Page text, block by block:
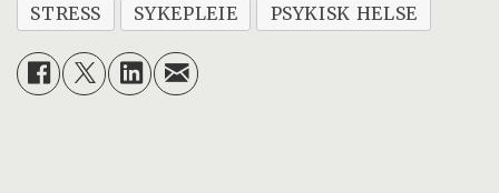
STRESS
SYKEPLEIE PSYKISK HELSE